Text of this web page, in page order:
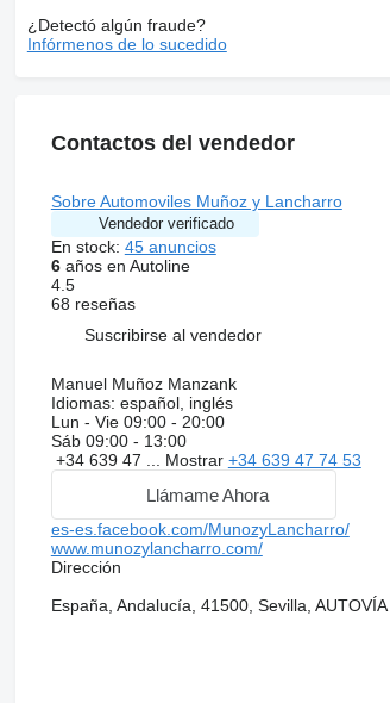
¿Detectó algún fraude?
Infórmenos de lo sucedido
Contactos del vendedor
Sobre Automoviles Muñoz y Lancharro
Vendedor verificado
En stock: 45 anuncios
6años en Autoline
4.5
68 reseñas
Suscribirse al vendedor
Manuel Muñoz Manzank
Idiomas: español, inglés
Lun - Vie 09:00 - 20:00
Sáb 09:00 - 13:00
+34 639 47 ... Mostrar +34 639 47 74 53
Llámame Ahora
es-es.facebook.com/MunozyLancharro/
www.munozylancharro.com/
Dirección
España, Andalucía, 41500, Sevilla,